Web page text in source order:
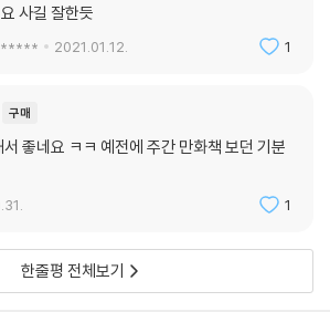
사길 잘한듯
2021.01.12. 1
구매
좋네요 ㅋㅋ 예전에 주간 만화책 보던 기분
1
한줄평 전체보기